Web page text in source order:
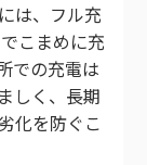
は、フル充
こまめに充
での充電は
しく、長期
化を防ぐこ